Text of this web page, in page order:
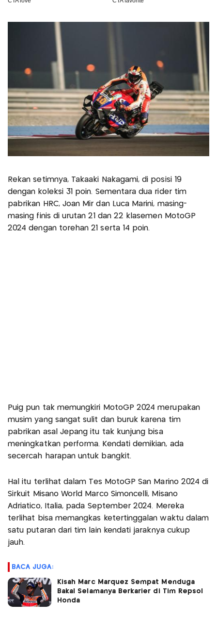
Rekan setimnya, Takaaki Nakagami, di posisi 19
dengan koleksi 31 poin. Sementara dua rider tim
pabrikan HRC, Joan Mir dan Luca Marini, masing-
masing finis di urutan 21 dan 22 klasemen MotoGP
2024 dengan torehan 21 serta 14 poin.
Puig pun tak memungkiri MotoGP 2024 merupakan
musim yang sangat sulit dan buruk karena tim
pabrikan asal Jepang itu tak kunjung bisa
meningkatkan performa. Kendati demikian, ada
secercah harapan untuk bangkit.
Hal itu terlihat dalam Tes MotoGP San Marino 2024 di
Sirkuit Misano World Marco Simoncelli, Misano
Adriatico, Italia, pada September 2024. Mereka
terlihat bisa memangkas ketertinggalan waktu dalam
satu putaran dari tim lain kendati jaraknya cukup
jauh.
BACA JUGA:
Kisah Marc Marquez Sempat Menduga
Bakal Selamanya Berkarier di Tim Repsol
Honda